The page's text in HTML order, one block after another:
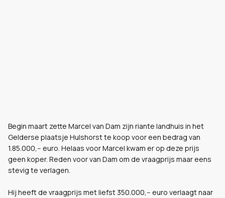
Begin maart zette Marcel van Dam zijn riante landhuis in het
Gelderse plaatsje Hulshorst te koop voor een bedrag van
1.85.000,-- euro. Helaas voor Marcel kwam er op deze prijs
geen koper. Reden voor van Dam om de vraagprijs maar eens
stevig te verlagen.
Hij heeft de vraagprijs met liefst 350.000,-- euro verlaagt naar